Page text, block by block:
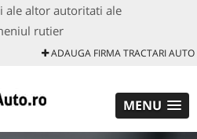
ale altor autoritati ale
rutier
ADAUGA FIRMA TRACTARI AUTO
MENU